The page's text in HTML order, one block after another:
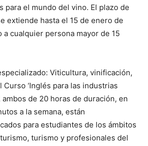
para el mundo del vino. El plazo de
extiende hasta el 15 de enero de
cualquier persona mayor de 15
Viticultura, vinificación,
Curso ‘Inglés para las industrias
ambos de 20 horas de duración, en
a la semana, están
para estudiantes de los ámbitos
turismo y profesionales del